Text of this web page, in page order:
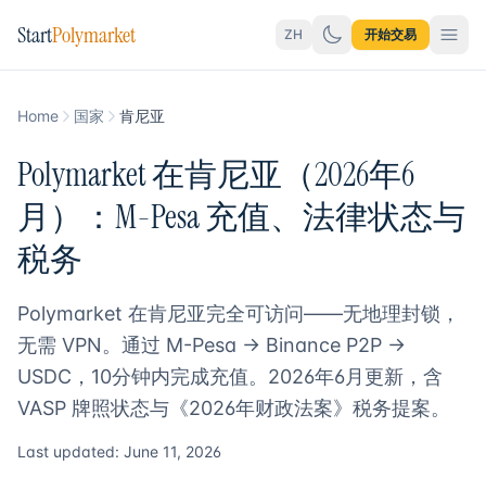
StartPolymarket ZH 开始交易
Home 国家 肯尼亚
Polymarket 在肯尼亚（2026年6
月）：M-Pesa 充值、法律状态与
税务
Polymarket 在肯尼亚完全可访问——无地理封锁，
无需 VPN。通过 M-Pesa → Binance P2P →
USDC，10分钟内完成充值。2026年6月更新，含
VASP 牌照状态与《2026年财政法案》税务提案。
Last updated: June 11, 2026